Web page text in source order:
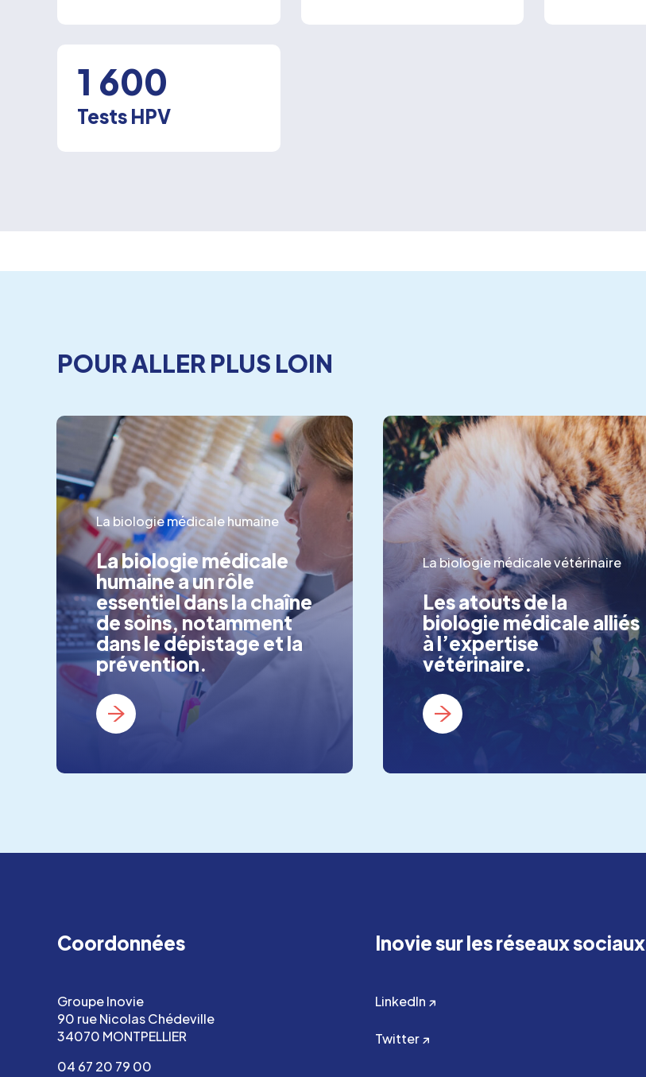
1 600
Tests HPV
POUR ALLER PLUS LOIN
La biologie médicale humaine
La biologie médicale
humaine a un rôle
essentiel dans la chaîne
de soins, notamment
dans le dépistage et la
prévention.
La biologie médicale vétérinaire
Les atouts de la
biologie médicale alliés
à l’expertise
vétérinaire.
Coordonnées
Groupe Inovie
90 rue Nicolas Chédeville
34070 MONTPELLIER
04 67 20 79 00
Inovie sur les réseaux sociaux
LinkedIn ↗
Twitter ↗